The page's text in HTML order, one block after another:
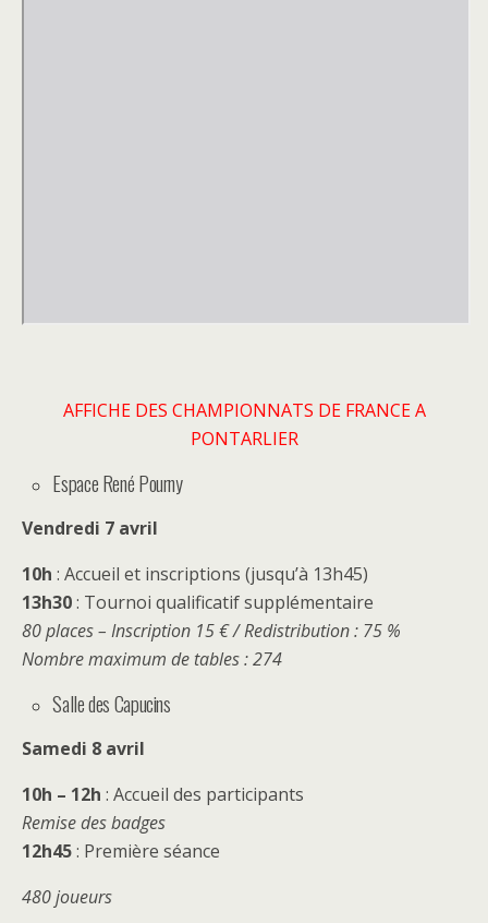
AFFICHE DES CHAMPIONNATS DE FRANCE A
PONTARLIER
Espace René Pourny
Vendredi 7 avril
10h : Accueil et inscriptions (jusqu’à 13h45)
13h30: Tournoi qualificatif supplémentaire
80 places – Inscription 15 € / Redistribution : 75 %
Nombre maximum de tables : 274
Salle des Capucins
Samedi 8 avril
10h – 12h : Accueil des participants
Remise des badges
12h45: Première séance
480 joueurs